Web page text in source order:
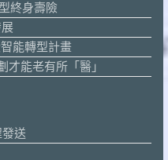
終身壽險
能轉型計畫
才能老有所「醫」
送